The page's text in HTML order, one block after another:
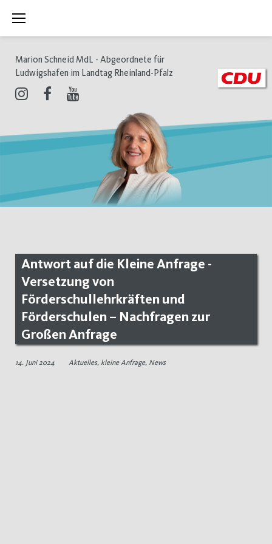
Inhalt
Marion Schneid MdL - Abgeordnete für
Ludwigshafen im Landtag Rheinland-Pfalz
Antwort auf die Kleine Anfrage -
Versetzung von
Förderschullehrkräften und
Förderschulen – Nachfragen zur
Großen Anfrage
14. Juni 2024 Aktuelles, kleine Anfrage, News